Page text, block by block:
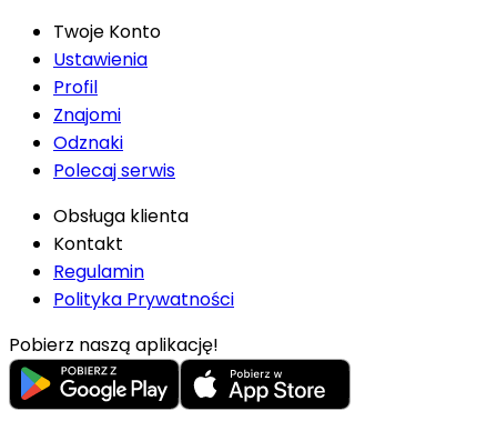
Twoje Konto
Ustawienia
Profil
Znajomi
Odznaki
Polecaj serwis
Obsługa klienta
Kontakt
Regulamin
Polityka Prywatności
Pobierz naszą aplikację!